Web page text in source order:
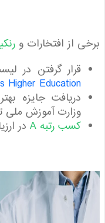
از افتخارات ورنکینگ
قرار گرفتن در لیست 1000 دانشگاه برتر جهان توسط
Times Higher Education
دریافت جایزه
وزارت آموزش ملی ترکیه
کسب رتبه A
در